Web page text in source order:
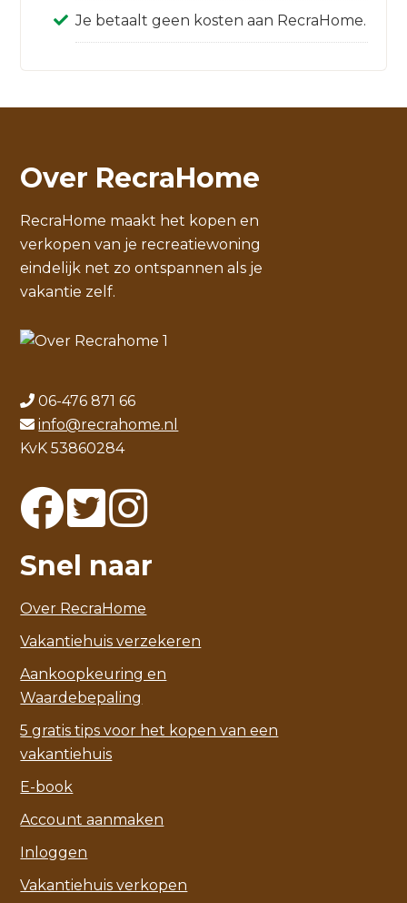
Je betaalt geen kosten aan RecraHome.
Over RecraHome
RecraHome maakt het kopen en
verkopen van je recreatiewoning
eindelijk net zo ontspannen als je
vakantie zelf.
06-476 871 66
info@recrahome.nl
KvK 53860284
Snel naar
Over RecraHome
Vakantiehuis verzekeren
Aankoopkeuring en
Waardebepaling
5 gratis tips voor het kopen van een
vakantiehuis
E-book
Account aanmaken
Inloggen
Vakantiehuis verkopen